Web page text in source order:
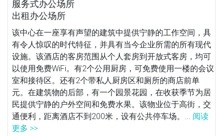
服务式办公场所
出租办公场所
该中心在一座享有声望的建筑中提供宁静的工作空间，具
有令人惊叹的时代特征，并具有当今企业所需的所有现代
设施。该酒店的客房范围从个人套房到开放式客房，均可
以使用免费WiFi。有2个公用厨房，可免费使用一楼的会议
室和接待区。还有2个带私人厨房区和厕所的商店前单
元。在建筑物的后部，有一个园景花园，在收获季节为居
民提供宁静的户外空间和免费水果。该物业位于高街，交
通便利，距离酒店不到200米，设有公共停车场。... 阅读
更多 >>